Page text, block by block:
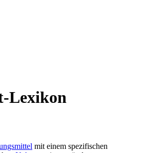
Lexikon
mit einem spezifischen